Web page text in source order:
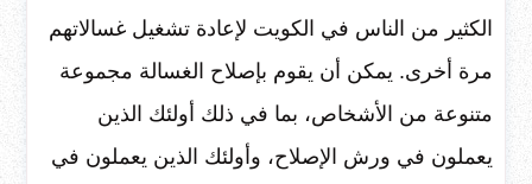
الكثير من الناس في الكويت لإعادة تشغيل غسالاتهم
مرة أخرى. يمكن أن يقوم بإصلاح الغسالة مجموعة
متنوعة من الأشخاص، بما في ذلك أولئك الذين
يعملون في ورش الإصلاح، وأولئك الذين يعملون في